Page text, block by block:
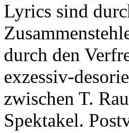
Lyrics sind
durch den
exzessiv-
zwischen T.
Spektakel.